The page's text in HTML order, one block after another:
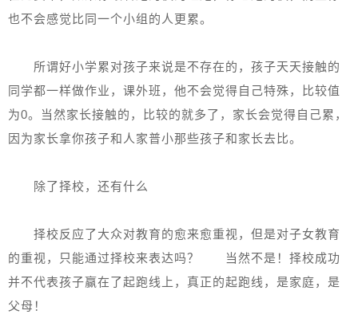
也不会感觉比同一个小组的人更累。
所谓好小学累对孩子来说是不存在的，孩子天天接触的
同学都一样做作业，课外班，他不会觉得自己特殊，比较值
为0。当然家长接触的，比较的就多了，家长会觉得自己累，
因为家长拿你孩子和人家普小那些孩子和家长去比。
除了择校，还有什么
择校反应了大众对教育的愈来愈重视，但是对子女教育
的重视，只能通过择校来表达吗？ 当然不是！择校成功
并不代表孩子赢在了起跑线上，真正的起跑线，是家庭，是
父母！